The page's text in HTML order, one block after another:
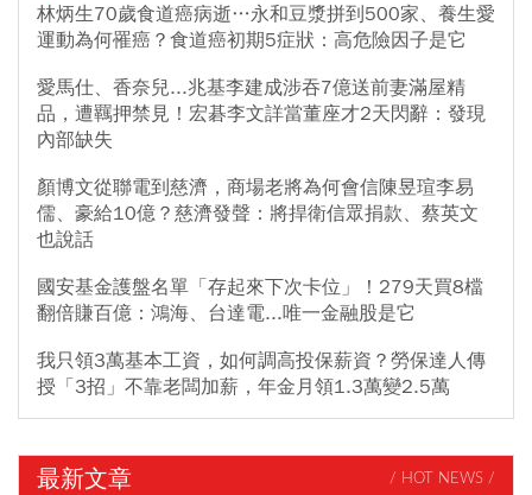
林炳生70歲食道癌病逝…永和豆漿拼到500家、養生愛
運動為何罹癌？食道癌初期5症狀：高危險因子是它
愛馬仕、香奈兒...兆基李建成涉吞7億送前妻滿屋精
品，遭羈押禁見！宏碁李文詳當董座才2天閃辭：發現
內部缺失
顏博文從聯電到慈濟，商場老將為何會信陳昱瑄李易
儒、豪給10億？慈濟發聲：將捍衛信眾捐款、蔡英文
也說話
國安基金護盤名單「存起來下次卡位」！279天買8檔
翻倍賺百億：鴻海、台達電...唯一金融股是它
我只領3萬基本工資，如何調高投保薪資？勞保達人傳
授「3招」不靠老闆加薪，年金月領1.3萬變2.5萬
最新文章 / HOT NEWS /